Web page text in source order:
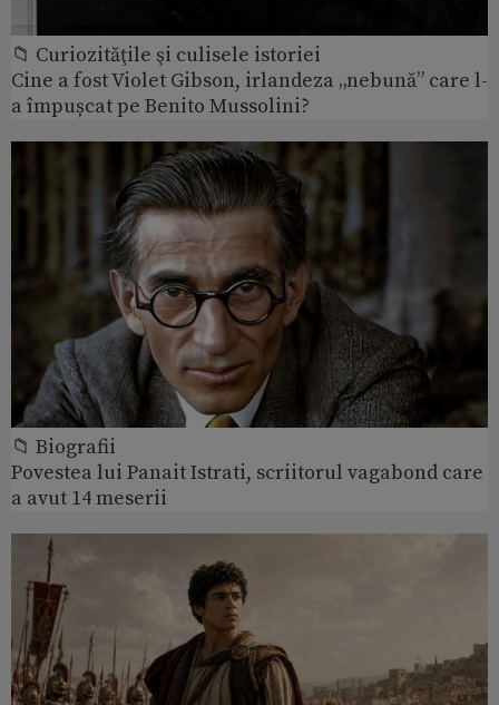
📁 Curiozităţile şi culisele istoriei
Cine a fost Violet Gibson, irlandeza „nebună” care l-
a împușcat pe Benito Mussolini?
📁 Biografii
Povestea lui Panait Istrati, scriitorul vagabond care
a avut 14 meserii